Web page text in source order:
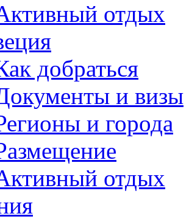
отдых
добраться
и визы
и города
отдых